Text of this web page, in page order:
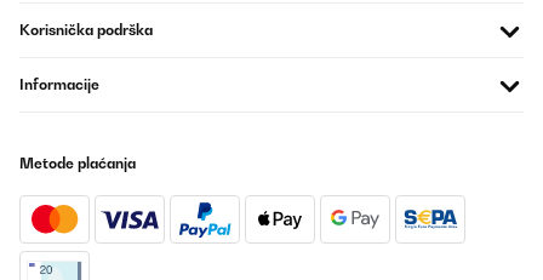
Korisnička podrška
Informacije
Metode plaćanja